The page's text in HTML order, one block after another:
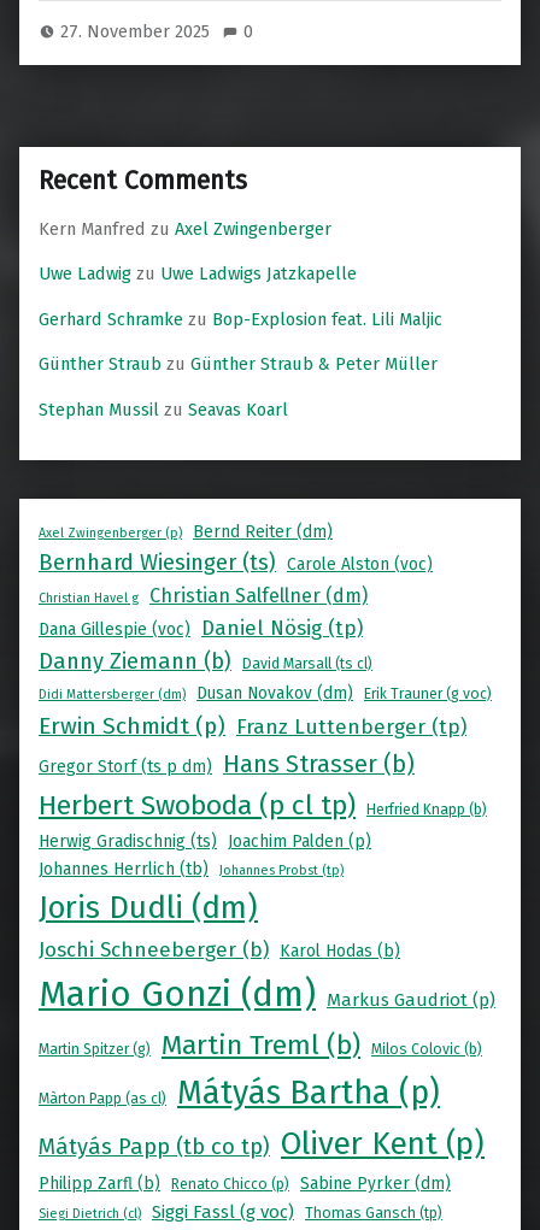
27. November 2025 0
Recent Comments
Kern Manfred zu Axel Zwingenberger
Uwe Ladwig zu Uwe Ladwigs Jatzkapelle
Gerhard Schramke zu Bop-Explosion feat. Lili Maljic
Günther Straub zu Günther Straub & Peter Müller
Stephan Mussil zu Seavas Koarl
Axel Zwingenberger (p) Bernd Reiter (dm)
Bernhard Wiesinger (ts) Carole Alston (voc)
Christian Havel g Christian Salfellner (dm)
Dana Gillespie (voc) Daniel Nösig (tp)
Danny Ziemann (b) David Marsall (ts cl)
Didi Mattersberger (dm) Dusan Novakov (dm) Erik Trauner (g voc)
Erwin Schmidt (p) Franz Luttenberger (tp)
Gregor Storf (ts p dm) Hans Strasser (b)
Herbert Swoboda (p cl tp) Herfried Knapp (b)
Herwig Gradischnig (ts)
Joachim Palden (p)
Johannes Herrlich (tb)
Johannes Probst (tp)
Joris Dudli (dm)
Joschi Schneeberger (b) Karol Hodas (b)
Mario Gonzi (dm) Markus Gaudriot (p)
Martin Spitzer (g) Martin Treml (b) Milos Colovic (b)
Màrton Papp (as cl) Mátyás Bartha (p)
Mátyás Papp (tb co tp) Oliver Kent (p)
Philipp Zarfl (b) Renato Chicco (p) Sabine Pyrker (dm)
Siegi Dietrich (cl) Siggi Fassl (g voc)
Thomas Gansch (tp)